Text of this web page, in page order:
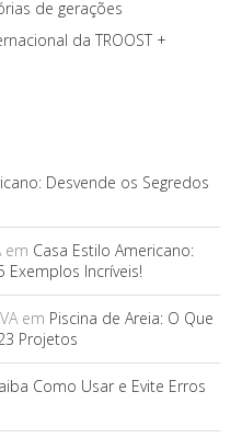
de gerações
da TROOST +
Desvende os Segredos
em Casa Estilo Americano:
Exemplos Incríveis!
em Piscina de Areia: O Que
Projetos
Como Usar e Evite Erros